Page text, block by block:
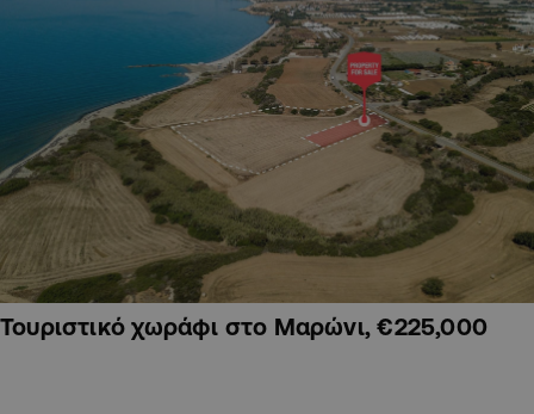
Τουριστικό χωράφι στο Μαρώνι, €225,000